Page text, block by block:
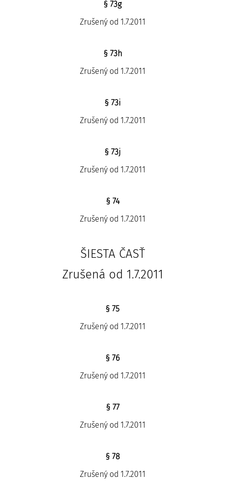
§ 73g
Zrušený od 1.7.2011
§ 73h
Zrušený od 1.7.2011
§ 73i
Zrušený od 1.7.2011
§ 73j
Zrušený od 1.7.2011
§ 74
Zrušený od 1.7.2011
ŠIESTA ČASŤ
Zrušená od 1.7.2011
§ 75
Zrušený od 1.7.2011
§ 76
Zrušený od 1.7.2011
§ 77
Zrušený od 1.7.2011
§ 78
Zrušený od 1.7.2011